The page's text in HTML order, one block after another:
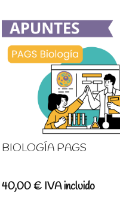
BIOLOGÍA PAGS
40,00€ IVA incluido